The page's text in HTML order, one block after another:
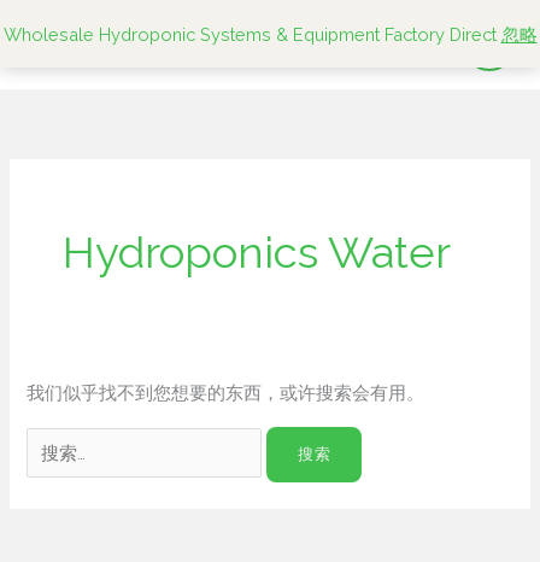
Wholesale Hydroponic Systems & Equipment Factory Direct 忽略
至
Hydroponics Water
我们似乎找不到您想要的东西，或许搜索会有用。
索：